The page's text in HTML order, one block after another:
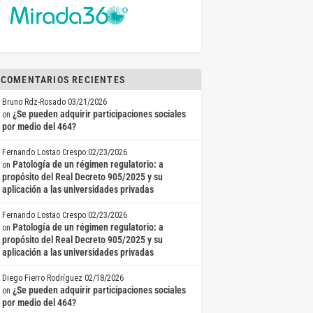
COMENTARIOS RECIENTES
Bruno Rdz-Rosado 03/21/2026
on ¿Se pueden adquirir participaciones sociales
por medio del 464?
Fernando Lostao Crespo 02/23/2026
on Patología de un régimen regulatorio: a
propósito del Real Decreto 905/2025 y su
aplicación a las universidades privadas
Fernando Lostao Crespo 02/23/2026
on Patología de un régimen regulatorio: a
propósito del Real Decreto 905/2025 y su
aplicación a las universidades privadas
Diego Fierro Rodríguez 02/18/2026
on ¿Se pueden adquirir participaciones sociales
por medio del 464?